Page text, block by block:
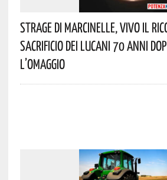
Strage Di Marcinelle, Vivo Il
Sacrificio Dei Lucani 70 Anni
L’omaggio